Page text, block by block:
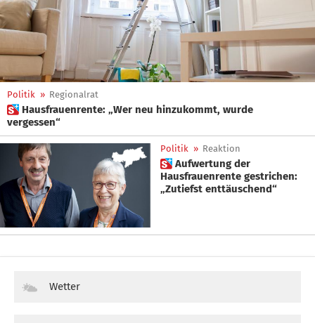
Politik » Regionalrat
 Hausfrauenrente: „Wer neu hinzukommt, wurde
vergessen“
Politik » Reaktion
 Aufwertung der
Hausfrauenrente gestrichen:
„Zutiefst enttäuschend“
Wetter